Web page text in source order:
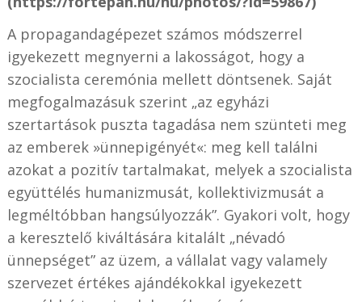
A propagandagépezet számos módszerrel
igyekezett megnyerni a lakosságot, hogy a
szocialista ceremónia mellett döntsenek. Saját
megfogalmazásuk szerint „az egyházi
szertartások puszta tagadása nem szünteti meg
az emberek »ünnepigényét«: meg kell találni
azokat a pozitív tartalmakat, melyek a szocialista
együttélés humanizmusát, kollektivizmusát a
legméltóbban hangsúlyozzák”. Gyakori volt, hogy
a keresztelő kiváltására kitalált „névadó
ünnepséget” az üzem, a vállalat vagy valamely
szervezet értékes ajándékokkal igyekezett